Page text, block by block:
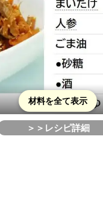
材料を全て表示
＞＞レシピ詳細